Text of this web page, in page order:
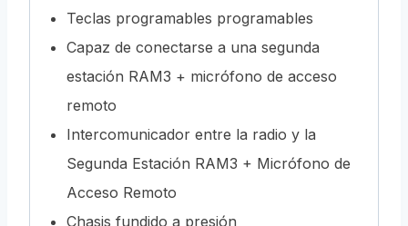
Teclas programables programables
Capaz de conectarse a una segunda
estación RAM3 + micrófono de acceso
remoto
Intercomunicador entre la radio y la
Segunda Estación RAM3 + Micrófono de
Acceso Remoto
Chasis fundido a presión